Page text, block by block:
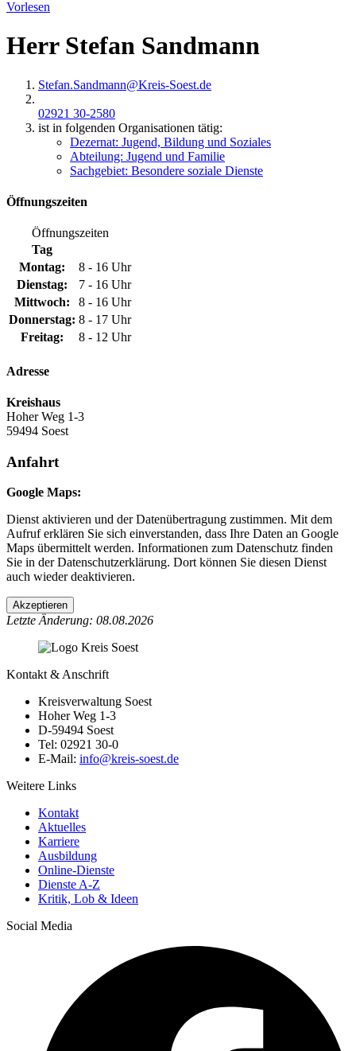
Vorlesen
Herr Stefan Sandmann
Stefan.Sandmann@​Kreis-Soest.de
02921 30-2580
ist in folgenden Organisationen tätig:
Dezernat: Jugend, Bildung und Soziales
Abteilung: Jugend und Familie
Sachgebiet: Besondere soziale Dienste
Öffnungszeiten
Öffnungszeiten
Tag
Montag:
8 - 16 Uhr
Dienstag:
7 - 16 Uhr
Mittwoch:
8 - 16 Uhr
Donnerstag: 8 - 17 Uhr
Freitag:
8 - 12 Uhr
Adresse
Kreishaus
Hoher Weg 1-3
59494 Soest
Anfahrt
Google Maps:
Dienst aktivieren und der Datenübertragung zustimmen. Mit dem
Aufruf erklären Sie sich einverstanden, dass Ihre Daten an Google
Maps übermittelt werden. Informationen zum Datenschutz finden
Sie in der Datenschutzerklärung. Dort können Sie diesen Dienst
auch wieder deaktivieren.
Akzeptieren
Letzte Änderung: 08.08.2026
Kontakt & Anschrift
Kreisverwaltung Soest
Hoher Weg 1-3
D-59494 Soest
Tel: 02921 30-0
E-Mail: info@​kreis-soest.de
Weitere Links
Kontakt
Aktuelles
Karriere
Ausbildung
Online-Dienste
Dienste A-Z
Kritik, Lob & Ideen
Social Media